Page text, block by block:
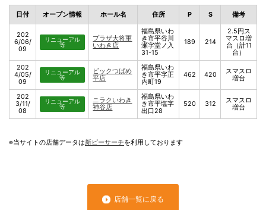
日付 オープン情報 ホール名 住所 P S 備考
202
6/06/
09
リニューアル
等
プラザ大将軍
いわき店
福島県いわ
き市平谷川
瀬字堂ノ入
31-15
189 214
2.5円ス
マスロ増
台（計11
台）
202
4/05/
09
リニューアル
等
ビックつばめ
平店
福島県いわ
き市平字正
内町19
462 420
スマスロ
増台
202
3/11/
08
リニューアル
等
ニラクいわき
神谷店
福島県いわ
き市平塩字
出口28
520 312
スマスロ
増台
※当サイトの店舗データは新ピーサーチを利用しております
店舗一覧に戻る